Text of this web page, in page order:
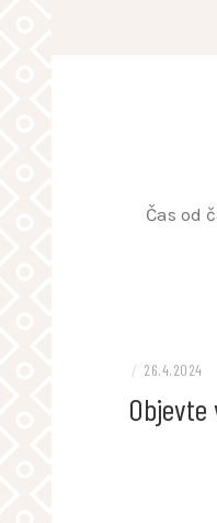
Čas od
/ 26.4.2024